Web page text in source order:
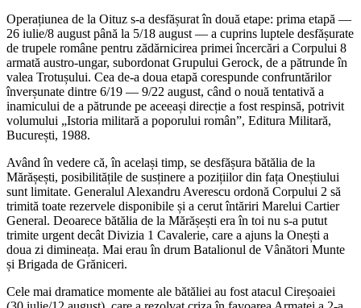
Operațiunea de la Oituz s-a desfășurat în două etape: prima etapă —
26 iulie/8 august până la 5/18 august — a cuprins luptele desfășurate
de trupele române pentru zădărnicirea primei încercări a Corpului 8
armată austro-ungar, subordonat Grupului Gerock, de a pătrunde în
valea Trotușului. Cea de-a doua etapă corespunde confruntărilor
înverșunate dintre 6/19 — 9/22 august, când o nouă tentativă a
inamicului de a pătrunde pe aceeași direcție a fost respinsă, potrivit
volumului „Istoria militară a poporului român”, Editura Militară,
București, 1988.
Având în vedere că, în același timp, se desfășura bătălia de la
Mărășești, posibilitățile de susținere a pozițiilor din fața Oneștiului
sunt limitate. Generalul Alexandru Averescu ordonă Corpului 2 să
trimită toate rezervele disponibile și a cerut întăriri Marelui Cartier
General. Deoarece bătălia de la Mărășești era în toi nu s-a putut
trimite urgent decât Divizia 1 Cavalerie, care a ajuns la Onești a
doua zi dimineața. Mai erau în drum Batalionul de Vânători Munte
și Brigada de Grăniceri.
Cele mai dramatice momente ale bătăliei au fost atacul Cireșoaiei